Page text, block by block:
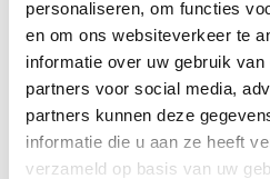
personaliseren, om functies
en om ons websiteverkeer te
informatie over uw gebruik
partners voor social media,
partners kunnen deze
informatie die u aan ze heeft
verzameld op basis van uw
Anderen bekeken
Aanbieding!